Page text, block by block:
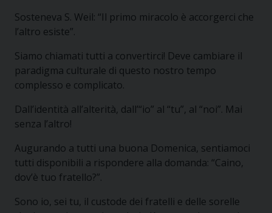
Sosteneva S. Weil: “Il primo miracolo è accorgerci che
l’altro esiste”.
Siamo chiamati tutti a convertirci! Deve cambiare il
paradigma culturale di questo nostro tempo
complesso e complicato.
Dall’identità all’alterità, dall’“io” al “tu”, al “noi”. Mai
senza l’altro!
Augurando a tutti una buona Domenica, sentiamoci
tutti disponibili a rispondere alla domanda: “Caino,
dov’è tuo fratello?”.
Sono io, sei tu, il custode dei fratelli e delle sorelle